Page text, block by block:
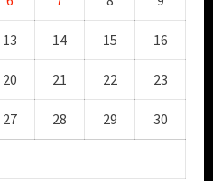
13 14 15 16
20 21 22 23
27 28 29 30